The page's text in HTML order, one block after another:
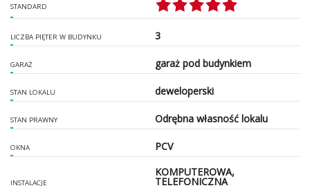
STANDARD
LICZBA PIĘTER W BUDYNKU 3
GARAŻ garaż pod budynkiem
STAN LOKALU deweloperski
STAN PRAWNY Odrębna własność lokalu
OKNA PCV
INSTALACJE
KOMPUTEROWA,
TELEFONICZNA